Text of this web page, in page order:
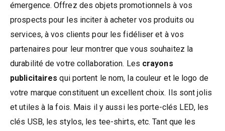
émergence. Offrez des objets promotionnels à vos
prospects pour les inciter à acheter vos produits ou
services, à vos clients pour les fidéliser et à vos
partenaires pour leur montrer que vous souhaitez la
durabilité de votre collaboration. Les crayons
publicitaires qui portent le nom, la couleur et le logo de
votre marque constituent un excellent choix. Ils sont jolis
et utiles à la fois. Mais il y aussi les porte-clés LED, les
clés USB, les stylos, les tee-shirts, etc. Tant que les